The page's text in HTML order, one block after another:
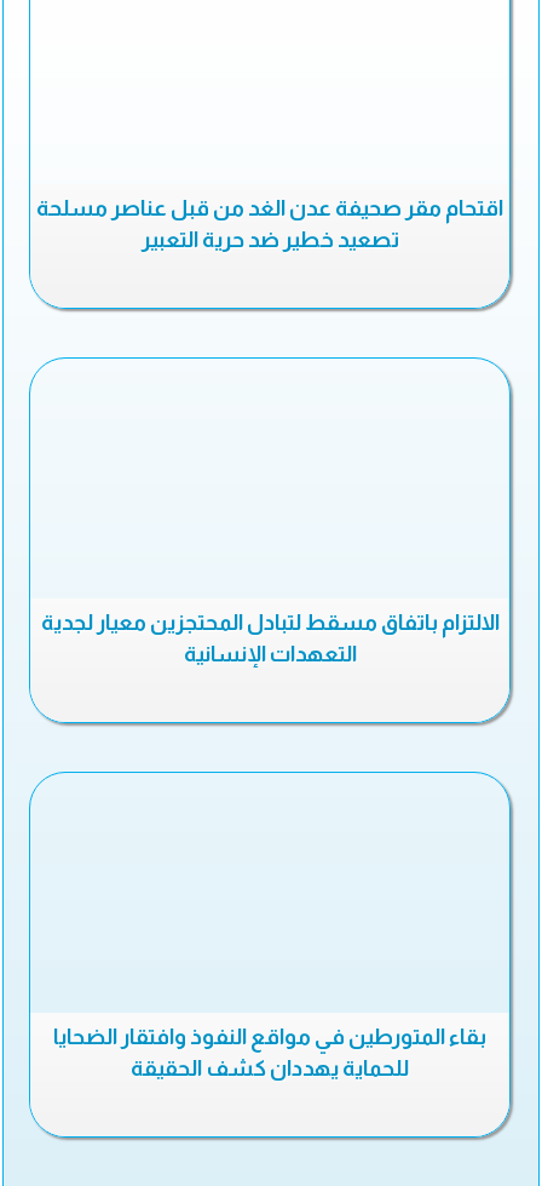
اقتحام مقر صحيفة عدن الغد من قبل عناصر مسلحة
تصعيد خطير ضد حرية التعبير
الالتزام باتفاق مسقط لتبادل المحتجزين معيار لجدية
التعهدات الإنسانية
بقاء المتورطين في مواقع النفوذ وافتقار الضحايا
للحماية يهددان كشف الحقيقة